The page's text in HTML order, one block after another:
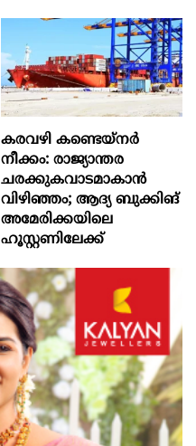
കരവഴി കണ്ടെയ്നർ
നീക്കം: രാജ്യാന്തര
ചരക്കുകവാടമാകാൻ
വിഴിഞ്ഞം; ആദ്യ ബുക്കിങ്
അമേരിക്കയിലെ
ഹൂസ്റ്റണിലേക്ക്